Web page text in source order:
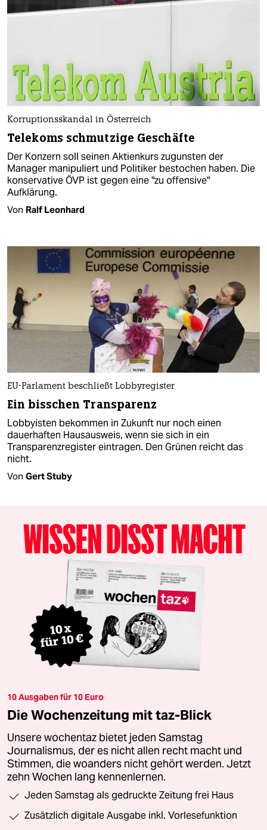
Korruptionsskandal in Österreich
Telekoms schmutzige Geschäfte
Der Konzern soll seinen Aktienkurs zugunsten der
Manager manipuliert und Politiker bestochen haben. Die
konservative ÖVP ist gegen eine "zu offensive"
Aufklärung.
Von Ralf Leonhard
EU-Parlament beschließt Lobbyregister
Ein bisschen Transparenz
Lobbyisten bekommen in Zukunft nur noch einen
dauerhaften Hausausweis, wenn sie sich in ein
Transparenzregister eintragen. Den Grünen reicht das
nicht.
Von Gert Stuby
10 Ausgaben für 10 Euro
Die Wochenzeitung mit taz-Blick
Unsere wochentaz bietet jeden Samstag
Journalismus, der es nicht allen recht macht und
Stimmen, die woanders nicht gehört werden. Jetzt
zehn Wochen lang kennenlernen.
Jeden Samstag als gedruckte Zeitung frei Haus
Zusätzlich digitale Ausgabe inkl. Vorlesefunktion